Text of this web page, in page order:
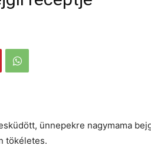
ünnepekre nagymama
tökéletes.